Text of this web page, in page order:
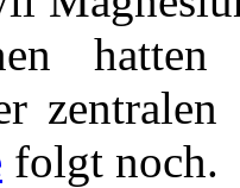
folgt noch.